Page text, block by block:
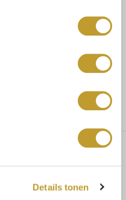
Details tonen